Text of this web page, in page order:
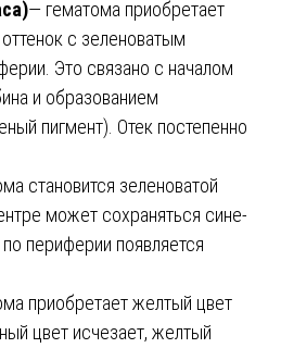
— гематома приобретает
с зеленоватым
Это связано с началом
и образованием
пигмент). Отек постепенно
становится зеленоватой
может сохраняться сине-
периферии появляется
приобретает желтый цвет
цвет исчезает, желтый